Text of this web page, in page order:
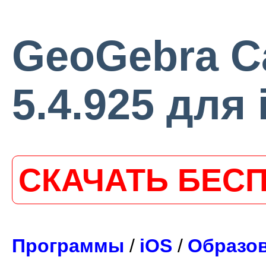
GeoGebra
5.4.925 для
СКАЧАТЬ
Программы / iOS /